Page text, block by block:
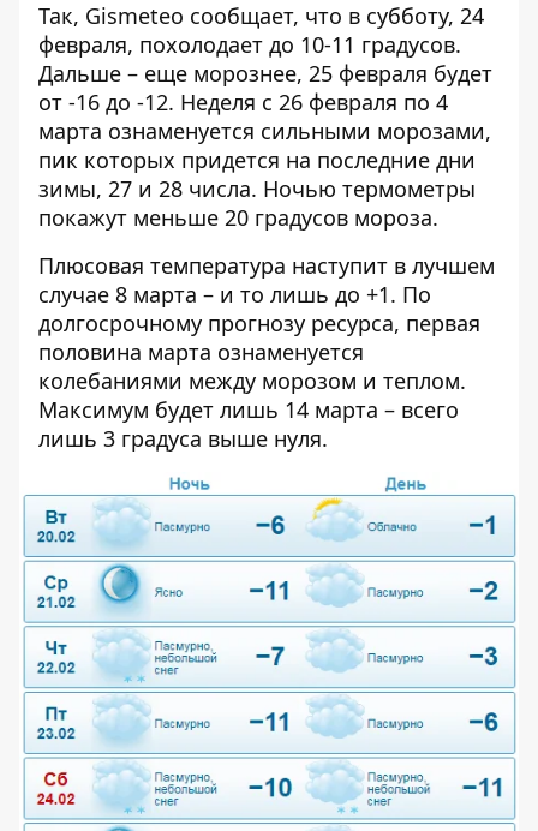
Так, Gismeteo сообщает, что в субботу, 24
февраля, похолодает до 10-11 градусов.
Дальше – еще морознее, 25 февраля будет
от -16 до -12. Неделя с 26 февраля по 4
марта ознаменуется сильными морозами,
пик которых придется на последние дни
зимы, 27 и 28 числа. Ночью термометры
покажут меньше 20 градусов мороза.
Плюсовая температура наступит в лучшем
случае 8 марта – и то лишь до +1. По
долгосрочному прогнозу ресурса, первая
половина марта ознаменуется
колебаниями между морозом и теплом.
Максимум будет лишь 14 марта – всего
лишь 3 градуса выше нуля.